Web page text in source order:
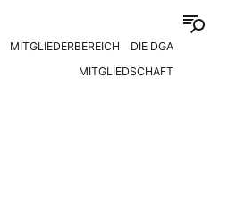
MITGLIEDERBEREICH
DIE DGA
MITGLIEDSCHAFT